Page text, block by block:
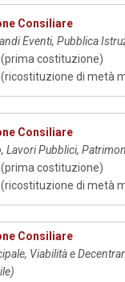
Consiliare
Eventi, Pubblica
(prima costituzione)
(ricostituzione di metà
Consiliare
Lavori Pubblici,
(prima costituzione)
(ricostituzione di metà
Consiliare
Viabilità e